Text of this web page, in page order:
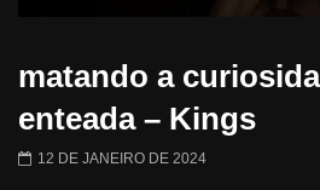
matando a
enteada – Kings
12 DE JANEIRO DE 2024